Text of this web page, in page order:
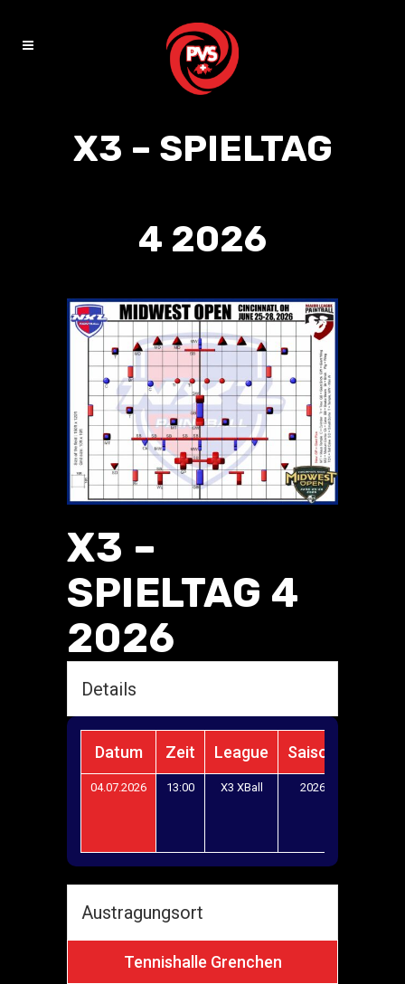
X3 – SPIELTAG
4 2026
X3 –
SPIELTAG 4
2026
Details
Datum Zeit League Saison
04.07.2026 13:00 X3 XBall 2026
Austragungsort
Tennishalle Grenchen